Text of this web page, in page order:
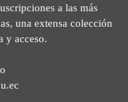
a las más
una extensa colección
y acceso.